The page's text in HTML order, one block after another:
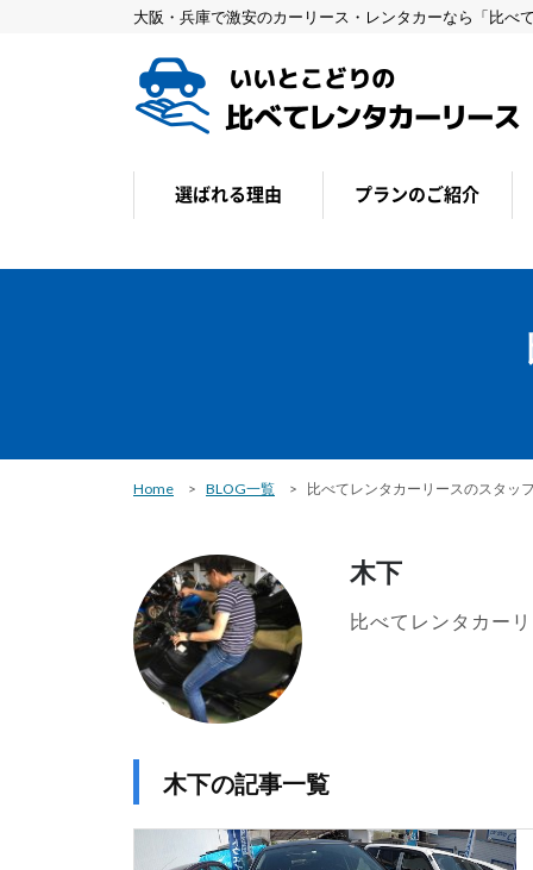
大阪・兵庫で激安のカーリース・レンタカーなら「比べ
選ばれる理由 プランのご紹介
メリット・デメリット
Home BLOG一覧 比べてレンタカーリースのスタッ
木下
比べてレンタカー
木下の記事一覧